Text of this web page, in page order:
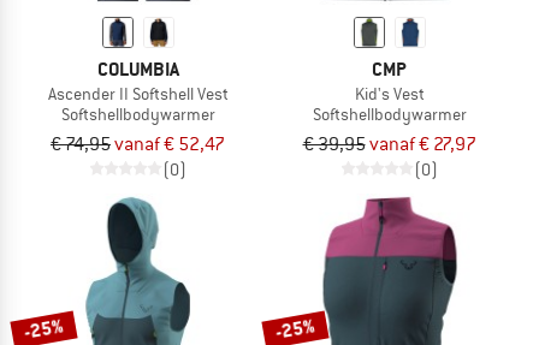
COLUMBIA
Ascender II Softshell Vest
Softshellbodywarmer
€ 74,95vanaf € 52,47
(0)
CMP
Kid's Vest
Softshellbodywarmer
€ 39,95vanaf € 27,97
(0)
-25% -25%